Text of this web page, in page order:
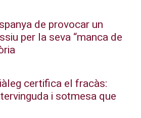
de provocar un
per la seva “manca de
certifica el fracàs:
i sotmesa que